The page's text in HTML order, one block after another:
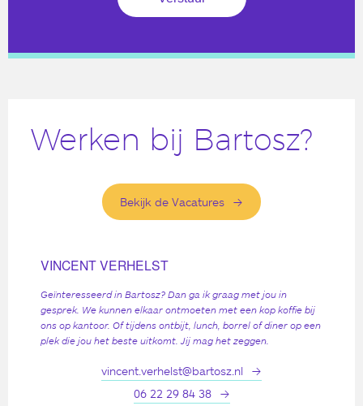
Werken bij Bartosz?
Bekijk de Vacatures
VINCENT VERHELST
Geïnteresseerd in Bartosz? Dan ga ik graag met jou in
gesprek. We kunnen elkaar ontmoeten met een kop koffie bij
ons op kantoor. Of tijdens ontbijt, lunch, borrel of diner op een
plek die jou het beste uitkomt. Jij mag het zeggen.
vincent.verhelst@bartosz.nl
06 22 29 84 38